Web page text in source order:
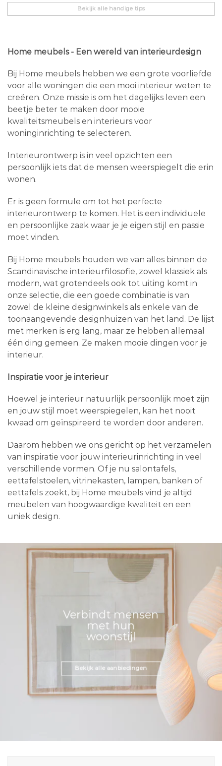
Bekijk alle handige tips
Home meubels - Een wereld van interieurdesign
Bij Home meubels hebben we een grote voorliefde
voor alle woningen die een mooi interieur weten te
creëren. Onze missie is om het dagelijks leven een
beetje beter te maken door mooie
kwaliteitsmeubels en interieurs voor
woninginrichting te selecteren.
Interieurontwerp is in veel opzichten een
persoonlijk iets dat de mensen weerspiegelt die erin
wonen.
Er is geen formule om tot het perfecte
interieurontwerp te komen. Het is een individuele
en persoonlijke zaak waar je je eigen stijl en passie
moet vinden.
Bij Home meubels houden we van alles binnen de
Scandinavische interieurfilosofie, zowel klassiek als
modern, wat grotendeels ook tot uiting komt in
onze selectie, die een goede combinatie is van
zowel de kleine designwinkels als enkele van de
toonaangevende designhuizen van het land. De lijst
met merken is erg lang, maar ze hebben allemaal
één ding gemeen. Ze maken mooie dingen voor je
interieur.
Inspiratie voor je interieur
Hoewel je interieur natuurlijk persoonlijk moet zijn
en jouw stijl moet weerspiegelen, kan het nooit
kwaad om geïnspireerd te worden door anderen.
Daarom hebben we ons gericht op het verzamelen
van inspiratie voor jouw interieurinrichting in veel
verschillende vormen. Of je nu salontafels,
eettafelstoelen, vitrinekasten, lampen, banken of
eettafels zoekt, bij Home meubels vind je altijd
meubelen van hoogwaardige kwaliteit en een
uniek design.
Verbindt mensen
met hun
woonstijl
Bekijk alle aanbiedingen